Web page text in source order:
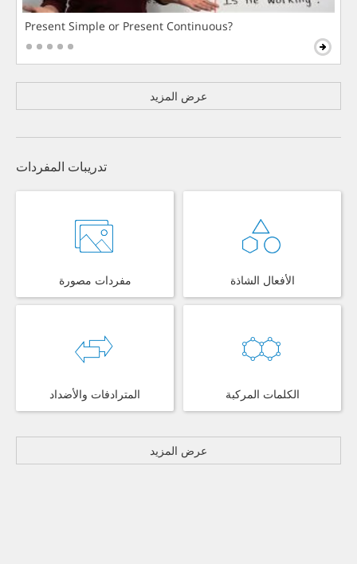
Present Simple or Present Continuous?
عرض المزيد
تدريبات المفردات
مفردات مصورة الأفعال الشاذة
المترادفات والأضداد الكلمات المركبة
عرض المزيد